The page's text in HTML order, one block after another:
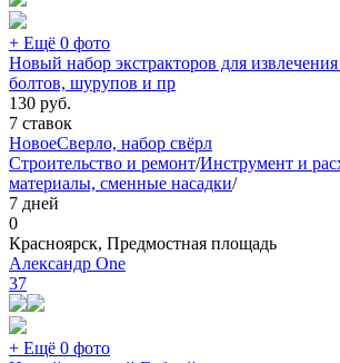
+ Ещё 0 фото
Новый набор экстракторов для
болтов, шурупов и пр
130 руб.
7 ставок
НовоеСверло, набор свёрл
Строительство и ремонт/Инструмент и
материалы, сменные насадки/
7 дней
0
Красноярск, Предмостная площадь
Александр One
37
+ Ещё 0 фото